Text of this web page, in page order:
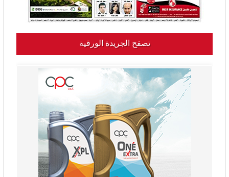
تصفح الجريدة الورقية